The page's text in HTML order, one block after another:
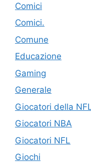
Comici
Comici.
Comune
Educazione
Gaming
Generale
Giocatori della
Giocatori NBA
Giocatori NFL
Giochi